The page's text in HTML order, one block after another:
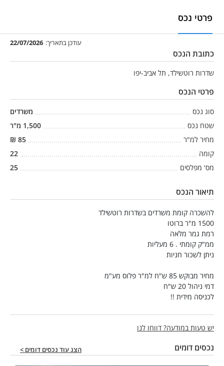
פרטי נכס
עודכן בתאריך: 22/07/2026
כתובת הנכס
שדרות רוטשילד, תל אביב-יפו
פרטי הנכס
סוג נכס
משרדים
שטח נכס
1,500 מ"ר
מחיר למ"ר
85
₪
קומה
22
מס' מפלסים
25
תיאור הנכס
להשכרה קומת משרדים בשדרות רוטשילד
1500 מ"ר ברוטו
רמת גמר מלאה
ממ"ק קומתי . 6 מעליות
ניתן לשכור חניות
מחיר מבוקש 85 ש"ח למ"ר פלוס מע"מ
דמי ניהול 20 ש"ח
לכניסה מידית !!
יש טעות במודעה? דווחו לנו
נכסים דומים הצג עוד נכסים דומים >